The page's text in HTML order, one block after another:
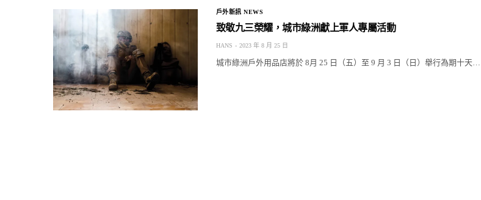
戶外新訊 NEWS
致敬九三榮耀，城市綠洲獻上軍人專屬活動
HANS 2023 年 8 月 25 日
城市綠洲戶外用品店將於 8月 25 日（五）至 9 月 3 日（日）舉行為期十天…